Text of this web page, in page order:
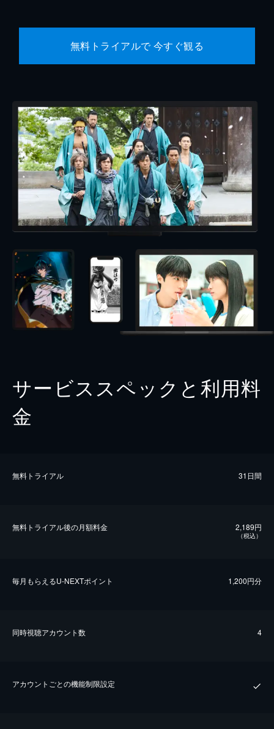
無料トライアルで 今すぐ観る
サービススペックと利用料
金
無料トライアル 31日間
無料トライアル後の⽉額料金 2,189円
（税込）
毎⽉もらえるU-NEXTポイント 1,200円分
同時視聴アカウント数 4
アカウントごとの機能制限設定